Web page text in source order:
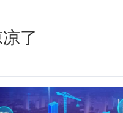
了